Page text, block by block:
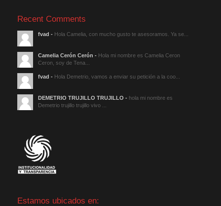
Recent Comments
fvad - Hola Camelia, con mucho gusto te asesoramos. Ya se...
Camelia Cerón Cerón - Hola mi nombre es Camelia Ceron
Ceron, soy de Tena...
fvad - Hola Demetrio, vamos a enviar su petición a la coo...
DEMETRIO TRUJILLO TRUJILLO - hola mi nombre es
Demetrio trujillo trujillo vivo ...
Estamos ubicados en: